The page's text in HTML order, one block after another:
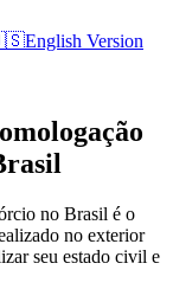
English Version
no Brasil é o
no exterior
seu estado civil e